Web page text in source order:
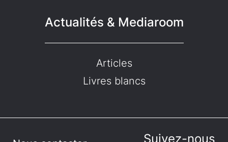
Actualités & Mediaroom
Articles
Livres blancs
Suivez-nous